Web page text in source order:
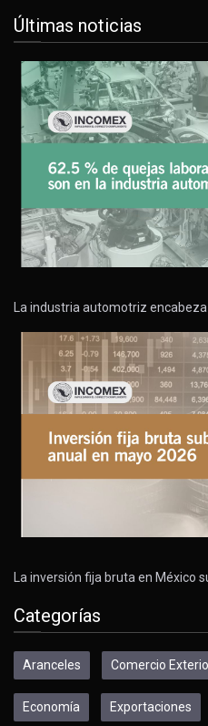
Últimas noticias
La industria automotriz encabeza
La inversión fija bruta en México
Categorías
Aranceles Comercio
Economía Exportaciones